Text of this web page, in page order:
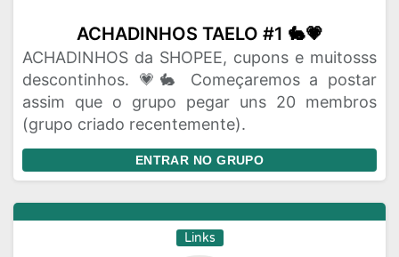
ACHADINHOS TAELO #1 🐇💗
ACHADINHOS da SHOPEE, cupons e muitosss
descontinhos. 💗🐇 Começaremos a postar
assim que o grupo pegar uns 20 membros
(grupo criado recentemente).
ENTRAR NO GRUPO
Links